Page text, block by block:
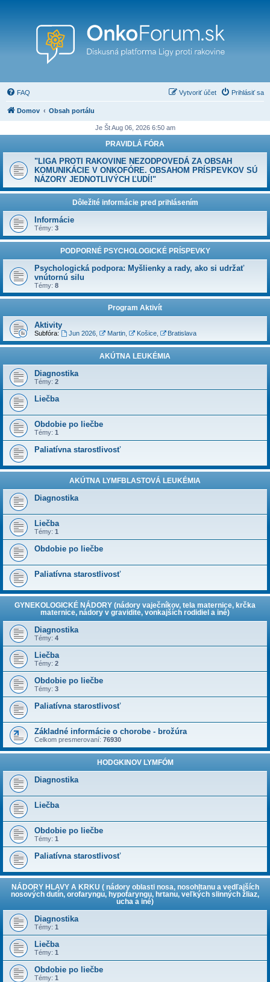
FAQ Prihlásiť sa
Vytvoriť účet
Domov Obsah portálu
Je Št Aug 06, 2026 6:50 am
PRAVIDLÁ FÓRA
"LIGA PROTI RAKOVINE NEZODPOVEDÁ ZA OBSAH
KOMUNIKÁCIE V ONKOFÓRE. OBSAHOM PRÍSPEVKOV SÚ
NÁZORY JEDNOTLIVÝCH ĽUDÍ!"
Dôležité informácie pred prihlásením
Informácie
Témy: 3
PODPORNÉ PSYCHOLOGICKÉ PRÍSPEVKY
Psychologická podpora: Myšlienky a rady, ako si udržať
vnútornú silu
Témy: 8
Program Aktivít
Aktivity
Subfóra: Jun 2026, Martin, Košice, Bratislava
AKÚTNA LEUKÉMIA
Diagnostika
Témy: 2
Liečba
Obdobie po liečbe
Témy: 1
Paliatívna starostlivosť
AKÚTNA LYMFBLASTOVÁ LEUKÉMIA
Diagnostika
Liečba
Témy: 1
Obdobie po liečbe
Paliatívna starostlivosť
GYNEKOLOGICKÉ NÁDORY (nádory vaječníkov, tela maternice, krčka
maternice, nádory v gravidite, vonkajších rodidiel a iné)
Diagnostika
Témy: 4
Liečba
Témy: 2
Obdobie po liečbe
Témy: 3
Paliatívna starostlivosť
Základné informácie o chorobe - brožúra
Celkom presmerovaní: 76930
HODGKINOV LYMFÓM
Diagnostika
Liečba
Obdobie po liečbe
Témy: 1
Paliatívna starostlivosť
NÁDORY HLAVY A KRKU ( nádory oblasti nosa, nosohltanu a vedľajších
nosových dutín, orofaryngu, hypofaryngu, hrtanu, veľkých slinných žliaz,
ucha a iné)
Diagnostika
Témy: 1
Liečba
Témy: 1
Obdobie po liečbe
Témy: 1